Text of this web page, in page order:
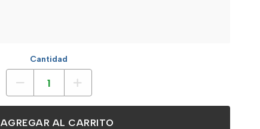
Cantidad
AGREGAR AL CARRITO